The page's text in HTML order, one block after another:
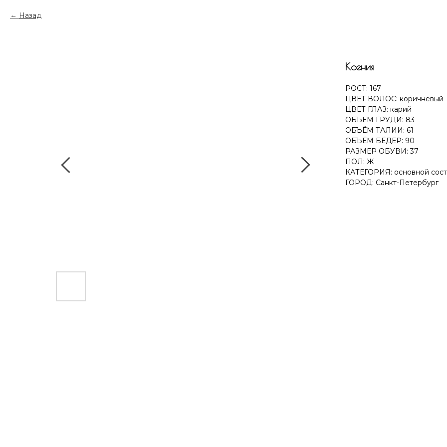
Назад
Ксения
РОСТ: 167
ЦВЕТ ВОЛОС: коричневый
ЦВЕТ ГЛАЗ: карий
ОБЪЁМ ГРУДИ: 83
ОБЪЁМ ТАЛИИ: 61
ОБЪЁМ БЁДЕР: 90
РАЗМЕР ОБУВИ: 37
ПОЛ: Ж
КАТЕГОРИЯ: основной
ГОРОД: Санкт-Петербург